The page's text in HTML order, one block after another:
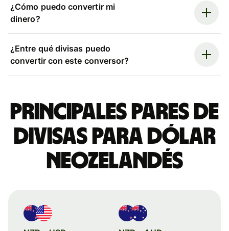
¿Cómo puedo convertir mi
dinero?
¿Entre qué divisas puedo
convertir con este conversor?
Principales pares de
divisas para dólar
neozelandés